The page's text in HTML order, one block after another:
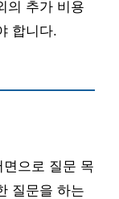
의 추가 비용
합니다.
으로 질문 목
질문을 하는